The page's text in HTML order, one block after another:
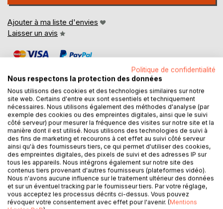
Ajouter à ma liste d'envies
Laisser un avis
DESCRIPTION
Venez découvrir la pièce de Victor Hugo grâce à une
analyse littéraire de référence !
Écrite par un spécialiste universitaire, cette fiche de lecture
est recommandée par de nombreux enseignants. Cet
ouvrage contient la biographie de l'écrivain, le résumé
détaillé, le mouvement littéraire, le contexte de publication
Politique de confidentialité
Nous respectons la protection des données
Nous utilisons des cookies et des technologies similaires sur notre
site web. Certains d'entre eux sont essentiels et techniquement
nécessaires. Nous utilisons également des méthodes d'analyse (par
exemple des cookies ou des empreintes digitales, ainsi que le suivi
côté serveur) pour mesurer la fréquence des visites sur notre site et la
manière dont il est utilisé. Nous utilisons des technologies de suivi à
des fins de marketing et recourons à cet effet au suivi côté serveur
ainsi qu'à des fournisseurs tiers, ce qui permet d'utiliser des cookies,
des empreintes digitales, des pixels de suivi et des adresses IP sur
tous les appareils. Nous intégrons également sur notre site des
contenus tiers provenant d'autres fournisseurs (plateformes vidéo).
Nous n'avons aucune influence sur le traitement ultérieur des données
et sur un éventuel tracking par le fournisseur tiers. Par votre réglage,
vous acceptez les processus décrits ci-dessus. Vous pouvez
révoquer votre consentement avec effet pour l'avenir. (Mentions